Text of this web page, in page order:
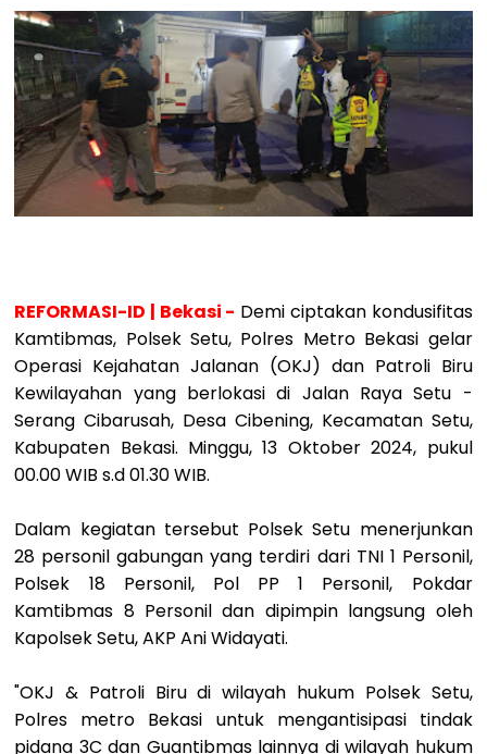
REFORMASI-ID | Bekasi - Demi ciptakan kondusifitas
Kamtibmas, Polsek Setu, Polres Metro Bekasi gelar
Operasi Kejahatan Jalanan (OKJ) dan Patroli Biru
Kewilayahan yang berlokasi di Jalan Raya Setu -
Serang Cibarusah, Desa Cibening, Kecamatan Setu,
Kabupaten Bekasi. Minggu, 13 Oktober 2024, pukul
00.00 WIB s.d 01.30 WIB.
Dalam kegiatan tersebut Polsek Setu menerjunkan
28 personil gabungan yang terdiri dari TNI 1 Personil,
Polsek 18 Personil, Pol PP 1 Personil, Pokdar
Kamtibmas 8 Personil dan dipimpin langsung oleh
Kapolsek Setu, AKP Ani Widayati.
"OKJ & Patroli Biru di wilayah hukum Polsek Setu,
Polres metro Bekasi untuk mengantisipasi tindak
pidana 3C dan Guantibmas lainnya di wilayah hukum